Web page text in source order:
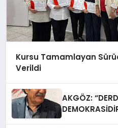
Kursu Tamamlayan
Verildi
AKGÖZ: